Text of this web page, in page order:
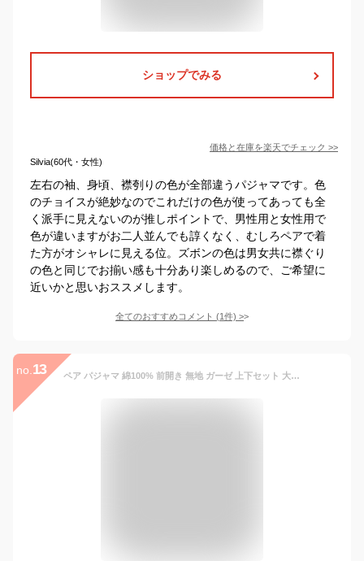
ショップでみる
価格と在庫を楽天でチェック >>
Silvia(60代・女性)
左右の袖、身頃、襟刳りの色が全部違うパジャマです。色
のチョイスが絶妙なのでこれだけの色が使ってあっても全
く派手に見えないのが推しポイントで、男性用と女性用で
色が違いますがお二人並んでも諄くなく、むしろペアで着
た方がオシャレに見える位。ズボンの色は男女共に襟ぐり
の色と同じでお揃い感も十分あり楽しめるので、ご希望に
近いかと思いおススメします。
全てのおすすめコメント (1件) >
no. 13 ペア パジャマ 綿100% 前開き 無地 ガーゼ 上下セット 大きいサイズ セットアップ 部屋着 ルームウェア カップル メンズ 軽量 パンツ レディース 長袖 寝巻き ゆったり ギフト 春 夏 寝間着 入院着 長ズボン ペアルック 新婚お祝い